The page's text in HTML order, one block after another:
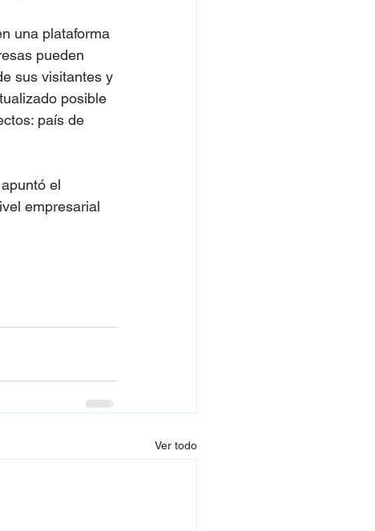
una plataforma
pueden
sus visitantes y
posible
país de
el
empresarial
Ver todo